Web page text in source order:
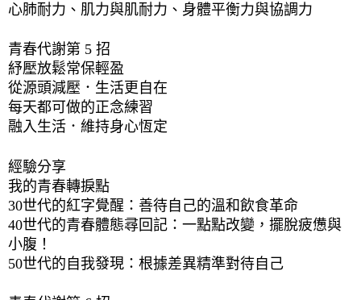
心肺耐力、肌力與肌耐力、身體平衡力與協調力
青春代謝第 5 招
紓壓放鬆常保輕盈
從源頭減壓．生活更自在
每天都可做的正念練習
融入生活．維持身心恆定
經驗分享
我的青春轉捩點
30世代的紅字覺醒：善待自己的溫和飲食革命
40世代的青春體態尋回記：一點點改變，擺脫疲憊與
小腹！
50世代的自我發現：根據差異精準對待自己